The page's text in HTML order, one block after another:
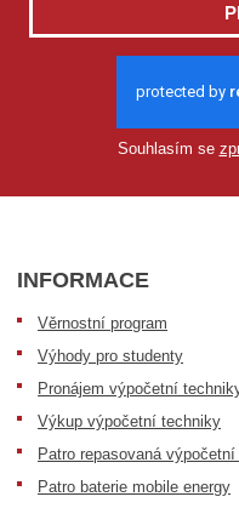
Zvolte Model
Souhlasím se
INFORMACE
Věrnostní program
Výhody pro studenty
Pronájem výpočetní
Výkup výpočetní techniky
Patro repasovaná
Patro baterie mobile energy